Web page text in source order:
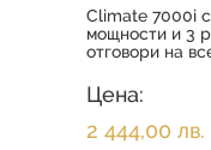
Climate 7000i
мощности и 3
отговори на
клиенти се
максимално
Цена:
2 444,00 лв.